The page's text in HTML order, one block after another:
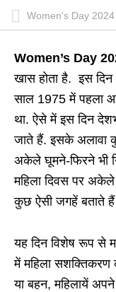
Women's Day 2024
Women’s Day
खास होता है. इस दिन
साल 1975 में पहला
था. ऐसे में इस दिन
जाते हैं. इसके अलावा
अकेले घूमने-फिरने भी
महिला दिवस पर
कुछ ऐसी जगहें बताते
यह दिन विशेष रूप से
में महिला सशक्तिकरण
या बहन, महिलायें अपने